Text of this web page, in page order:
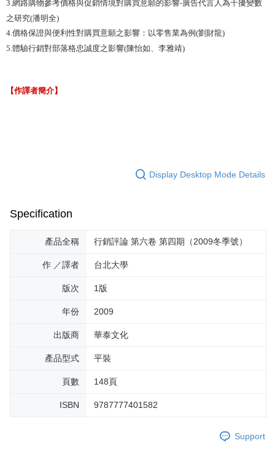
3.網路購物參考價格與促銷情境對購買意願的影響-廣告代言人為干擾變數
之研究(潘明全)
4.價格保證與便利性對購買意願之影響：以零售業為例(劉財龍)
5.體驗行銷對部落格忠誠度之影響(陳怡如、李雅靖)
【作譯者簡介】
Display Desktop Mode Details
Specification
產品全稱 行銷評論 第六卷 第四期（2009冬季號）
作 ／譯者 台北大學
版次 1版
年份 2009
出版商 華泰文化
產品型式 平裝
頁數 148頁
ISBN 9787777401582
Support